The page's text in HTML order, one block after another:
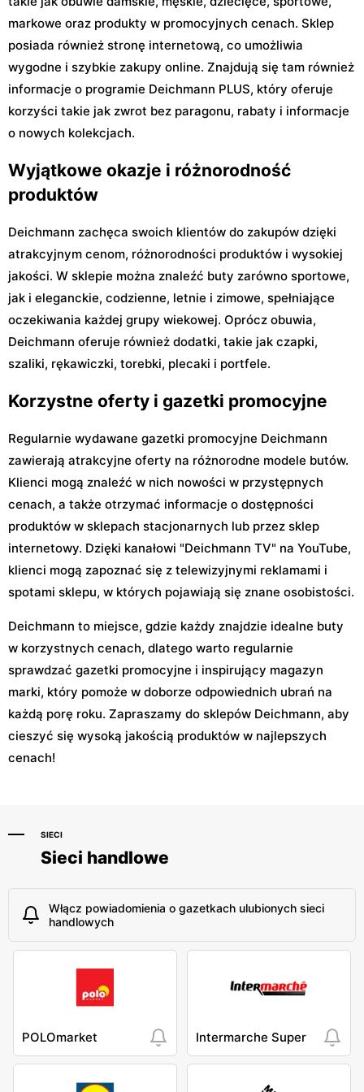
markowe oraz produkty w promocyjnych cenach. Sklep
posiada również stronę internetową, co umożliwia
wygodne i szybkie zakupy online. Znajdują się tam również
informacje o programie Deichmann PLUS, który oferuje
korzyści takie jak zwrot bez paragonu, rabaty i informacje
o nowych kolekcjach.
Wyjątkowe okazje i różnorodność
produktów
Deichmann zachęca swoich klientów do zakupów dzięki
atrakcyjnym cenom, różnorodności produktów i wysokiej
jakości. W sklepie można znaleźć buty zarówno sportowe,
jak i eleganckie, codzienne, letnie i zimowe, spełniające
oczekiwania każdej grupy wiekowej. Oprócz obuwia,
Deichmann oferuje również dodatki, takie jak czapki,
szaliki, rękawiczki, torebki, plecaki i portfele.
Korzystne oferty i gazetki promocyjne
Regularnie wydawane gazetki promocyjne Deichmann
zawierają atrakcyjne oferty na różnorodne modele butów.
Klienci mogą znaleźć w nich nowości w przystępnych
cenach, a także otrzymać informacje o dostępności
produktów w sklepach stacjonarnych lub przez sklep
internetowy. Dzięki kanałowi "Deichmann TV" na YouTube,
klienci mogą zapoznać się z telewizyjnymi reklamami i
spotami sklepu, w których pojawiają się znane osobistości.
Deichmann to miejsce, gdzie każdy znajdzie idealne buty
w korzystnych cenach, dlatego warto regularnie
sprawdzać gazetki promocyjne i inspirujący magazyn
marki, który pomoże w doborze odpowiednich ubrań na
każdą porę roku. Zapraszamy do sklepów Deichmann, aby
cieszyć się wysoką jakością produktów w najlepszych
cenach!
SIECI
Sieci handlowe
Włącz powiadomienia o gazetkach ulubionych sieci
handlowych
POLOmarket Intermarche Super